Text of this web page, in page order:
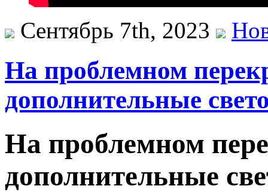
Сентябрь 7th, 2023
На проблемном
дополнительные
На проблемном
дополнительные